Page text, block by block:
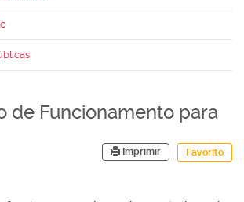
de Funcionamento para
Favorito
Imprimir